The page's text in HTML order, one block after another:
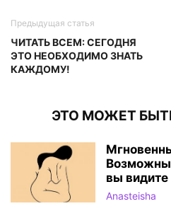
Предыдущая статья
ЧИТАТЬ ВСЕМ: СЕГОДНЯ
ЭТО НЕОБХОДИМО ЗНАТЬ
КАЖДОМУ!
ЭТО МОЖЕТ
Возможны
вы
Anasteisha